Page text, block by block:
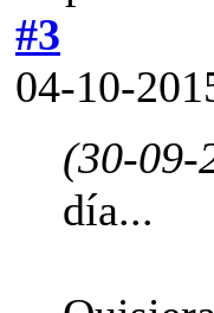
#3
04-10-
(30-09-
día...